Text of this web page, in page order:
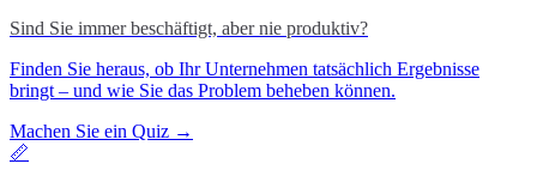
Sind Sie immer beschäftigt, aber nie produktiv?
Finden Sie heraus, ob Ihr Unternehmen tatsächlich Ergebnisse
bringt – und wie Sie das Problem beheben können.
Machen Sie ein Quiz →
📏